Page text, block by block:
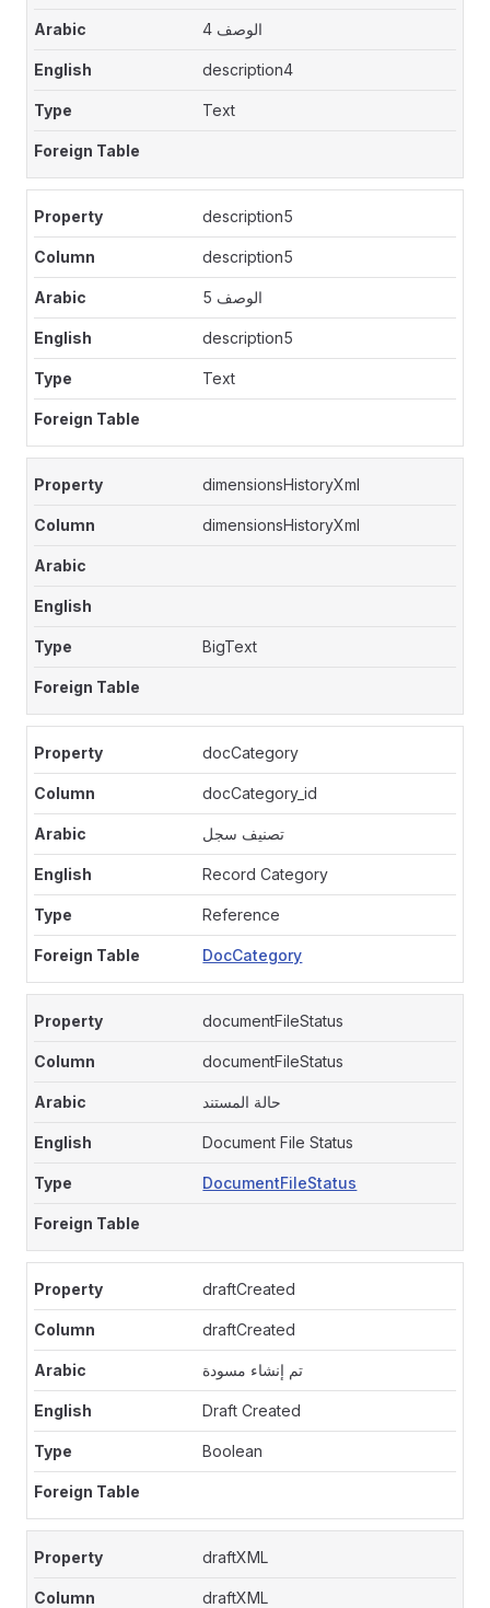
الوصف 4
description4
Text
description5
description5
الوصف 5
description5
Text
dimensionsHistoryXml
dimensionsHistoryXml
BigText
docCategory
docCategory_id
تصنيف سجل
Record Category
Reference
DocCategory
documentFileStatus
documentFileStatus
حالة المستند
Document File Status
DocumentFileStatus
draftCreated
draftCreated
تم إنشاء مسودة
Draft Created
Boolean
draftXML
draftXML